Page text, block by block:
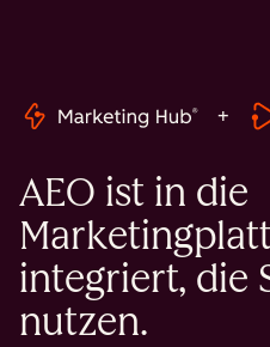
+
AEO ist in die
integriert, die
nutzen.